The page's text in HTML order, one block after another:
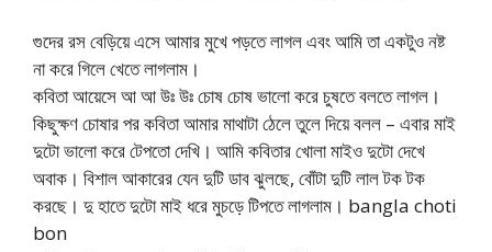
গুদের রস বেড়িয়ে এসে আমার মুখে পড়তে লাগল এবং আমি তা একটুও নষ্ট
না করে গিলে খেতে লাগলাম।
কবিতা আয়েসে আ আ উঃ উঃ চোষ চোষ ভালো করে চুষতে বলতে লাগল।
কিছুক্ষণ চোষার পর কবিতা আমার মাথাটা ঠেলে তুলে দিয়ে বলল – এবার মাই
দুটো ভালো করে টেপতো দেখি। আমি কবিতার খোলা মাইও দুটো দেখে
অবাক। বিশাল আকারের যেন দুটি ডাব ঝুলছে, বোঁটা দুটি লাল টক টক
করছে। দু হাতে দুটো মাই ধরে মুচড়ে টিপতে লাগলাম। bangla choti
bon